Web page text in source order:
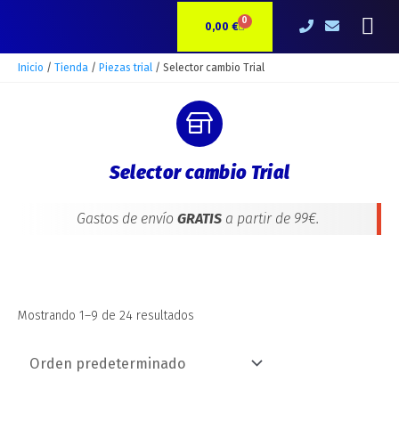
0,00 € 0CARRITO
Inicio / Tienda / Piezas trial / Selector cambio Trial
Selector cambio Trial
Gastos de envío GRATISa partir de 99€.
Mostrando 1–9 de 24 resultados